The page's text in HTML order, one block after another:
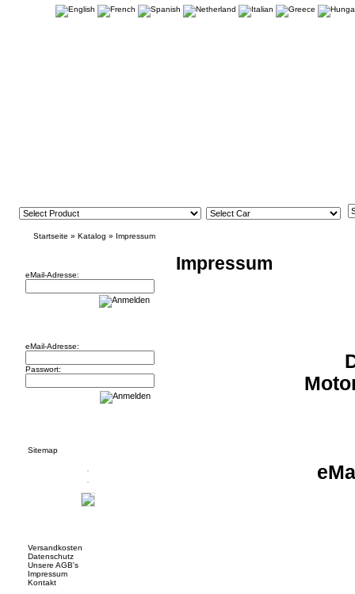
Startseite » Katalog » Impressum
eMail-Adresse:
eMail-Adresse:
Passwort:
Sitemap
Versandkosten
Datenschutz
Unsere AGB's
Impressum
Kontakt
Impressum